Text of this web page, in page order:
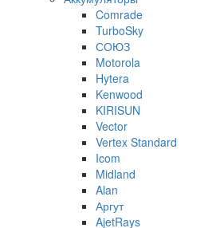
Comrade
TurboSky
СОЮЗ
Motorola
Hytera
Kenwood
KIRISUN
Vector
Vertex Standard
Icom
Midland
Alan
Аргут
AjetRays